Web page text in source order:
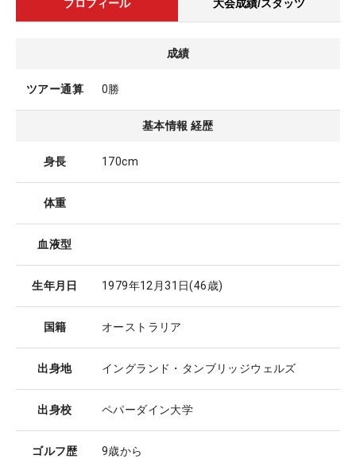
プロフィール 大会成績/スタッツ
成績
ツアー通算 0勝
基本情報 経歴
身長 170cm
体重
血液型
生年月日 1979年12月31日(46歳)
国籍 オーストラリア
出身地 イングランド・タンブリッジウェルズ
出身校 ペパーダイン大学
ゴルフ歴 9歳から